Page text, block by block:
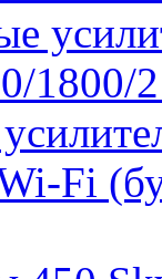
Fi